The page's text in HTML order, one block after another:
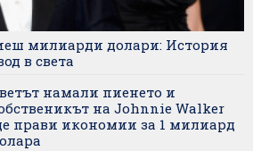
милиарди долари: История
в света
намали пиенето и
на Johnnie Walker
прави икономии за 1 милиард